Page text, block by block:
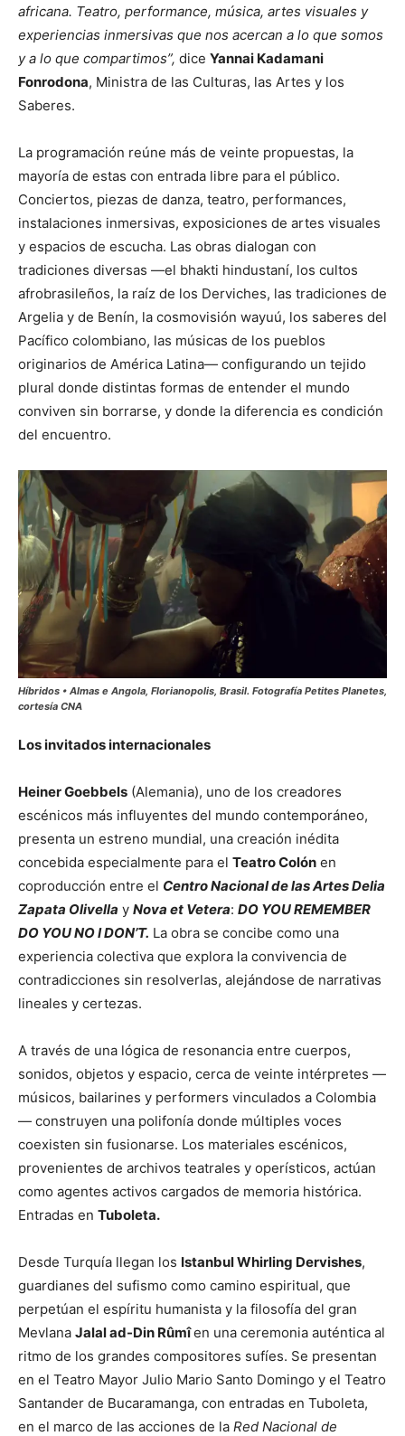
africana. Teatro, performance, música, artes visuales y
experiencias inmersivas que nos acercan a lo que somos
y a lo que compartimos”, dice Yannai Kadamani
Fonrodona, Ministra de las Culturas, las Artes y los
Saberes.
La programación reúne más de veinte propuestas, la
mayoría de estas con entrada libre para el público.
Conciertos, piezas de danza, teatro, performances,
instalaciones inmersivas, exposiciones de artes visuales
y espacios de escucha. Las obras dialogan con
tradiciones diversas —el bhakti hindustaní, los cultos
afrobrasileños, la raíz de los Derviches, las tradiciones de
Argelia y de Benín, la cosmovisión wayuú, los saberes del
Pacífico colombiano, las músicas de los pueblos
originarios de América Latina— configurando un tejido
plural donde distintas formas de entender el mundo
conviven sin borrarse, y donde la diferencia es condición
del encuentro.
Híbridos • Almas e Angola, Florianopolis, Brasil. Fotografía Petites Planetes,
cortesía CNA
Los invitados internacionales
Heiner Goebbels (Alemania), uno de los creadores
escénicos más influyentes del mundo contemporáneo,
presenta un estreno mundial, una creación inédita
concebida especialmente para el Teatro Colón en
coproducción entre el Centro Nacional de las Artes Delia
Zapata Olivella y Nova et Vetera: DO YOU REMEMBER
DO YOU NO I DON’T. La obra se concibe como una
experiencia colectiva que explora la convivencia de
contradicciones sin resolverlas, alejándose de narrativas
lineales y certezas.
A través de una lógica de resonancia entre cuerpos,
sonidos, objetos y espacio, cerca de veinte intérpretes —
músicos, bailarines y performers vinculados a Colombia
— construyen una polifonía donde múltiples voces
coexisten sin fusionarse. Los materiales escénicos,
provenientes de archivos teatrales y operísticos, actúan
como agentes activos cargados de memoria histórica.
Entradas en Tuboleta.
Desde Turquía llegan los Istanbul Whirling Dervishes,
guardianes del sufismo como camino espiritual, que
perpetúan el espíritu humanista y la filosofía del gran
Mevlana Jalal ad-Din Rûmîen una ceremonia auténtica al
ritmo de los grandes compositores sufíes. Se presentan
en el Teatro Mayor Julio Mario Santo Domingo y el Teatro
Santander de Bucaramanga, con entradas en Tuboleta,
en el marco de las acciones de la Red Nacional de